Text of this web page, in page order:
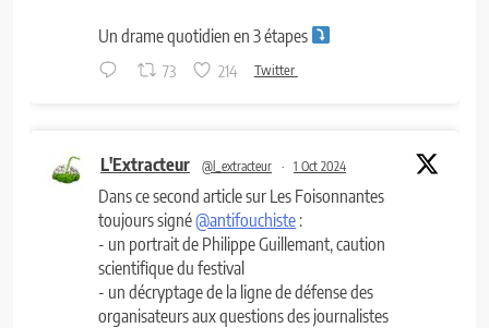
Un drame quotidien en 3 étapes
73 214 Twitter
L'Extracteur @l_extracteur · 1 Oct 2024
Dans ce second article sur Les Foisonnantes
toujours signé@antifouchiste :
- un portrait de Philippe Guillemant, caution
scientifique du festival
- un décryptage de la ligne de défense des
organisateurs aux questions des journalistes